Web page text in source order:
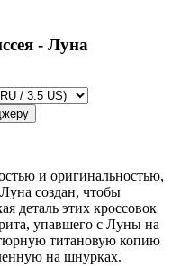
- Луна
и оригинальностью,
создан, чтобы
деталь этих кроссовок
упавшего с Луны на
титановую копию
на шнурках.